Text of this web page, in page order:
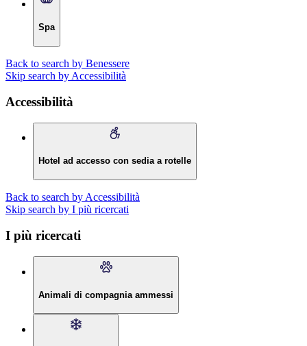
Spa
Back to search by Benessere
Skip search by Accessibilità
Accessibilità
Hotel ad accesso con sedia a rotelle
Back to search by Accessibilità
Skip search by I più ricercati
I più ricercati
Animali di compagnia ammessi